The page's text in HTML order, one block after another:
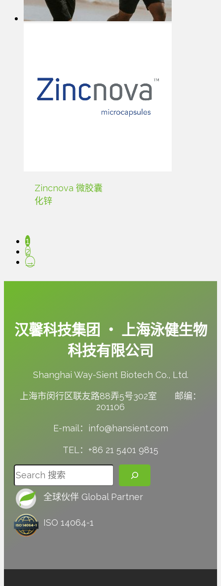
Zincnova 微胶囊
化锌
1
2
→
汉馨科技集团 ‧ 上海泳健生物
科技有限公司
Shanghai Way-Sient Biotech Co., Ltd.
上海市闵行区联友路88弄5号302室 邮编：
201106
E-mail：info@hansient.com
TEL：+86 21 5401 9815
全球伙伴 Global Partner
ISO 14064-1